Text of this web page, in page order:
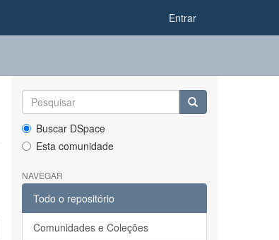
Entrar
Buscar DSpace
Esta comunidade
NAVEGAR
Todo o repositório
Comunidades e Coleções